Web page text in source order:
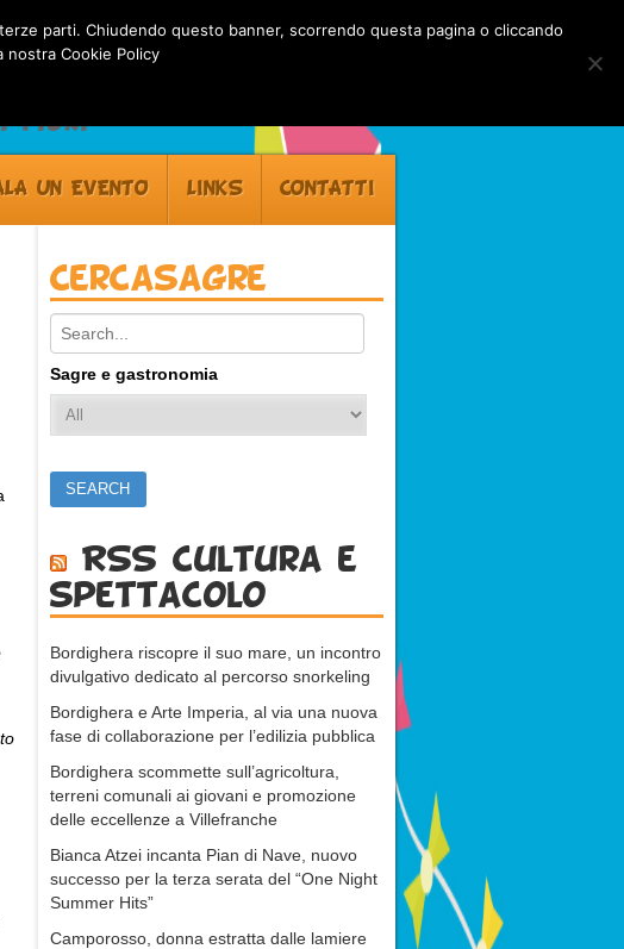
Fiori
UN EVENTO LINKS CONTATTI
Cercasagre
Search:
Sagre e gastronomia
RSS cultura e
spettacolo
Bordighera riscopre il suo mare, un incontro
divulgativo dedicato al percorso snorkeling
Bordighera e Arte Imperia, al via una nuova
fase di collaborazione per l’edilizia pubblica
Bordighera scommette sull’agricoltura,
terreni comunali ai giovani e promozione
delle eccellenze a Villefranche
Bianca Atzei incanta Pian di Nave, nuovo
successo per la terza serata del “One Night
Summer Hits”
Camporosso, donna estratta dalle lamiere
parti. Chiudendo questo banner, scorrendo questa pagina o cliccando
nostra Cookie Policy